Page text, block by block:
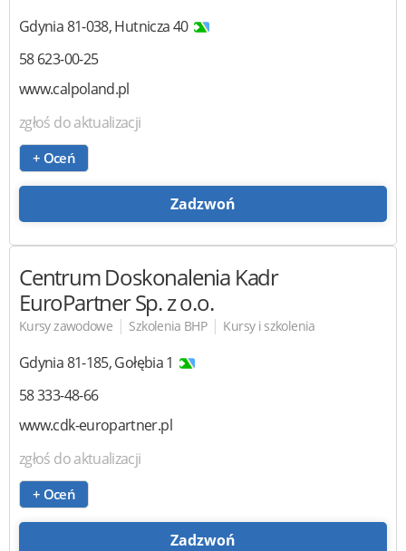
Gdynia81-038,Hutnicza 40
58 623-00-25
www.calpoland.pl
zgłoś do aktualizacji
+ Oceń
Zadzwoń
Centrum Doskonalenia Kadr
EuroPartner Sp. z o.o.
Kursy zawodowe | Szkolenia BHP | Kursy i szkolenia
Gdynia81-185,Gołębia 1
58 333-48-66
www.cdk-europartner.pl
zgłoś do aktualizacji
+ Oceń
Zadzwoń